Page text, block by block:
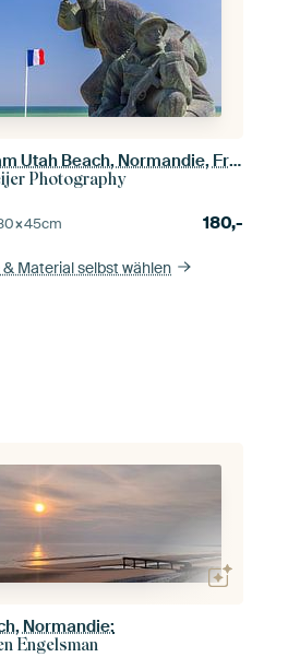
Monument am Utah Beach, Normandie, Frankreich
Photography
cm 180,-
Material selbst wählen
Normandie:
Engelsman